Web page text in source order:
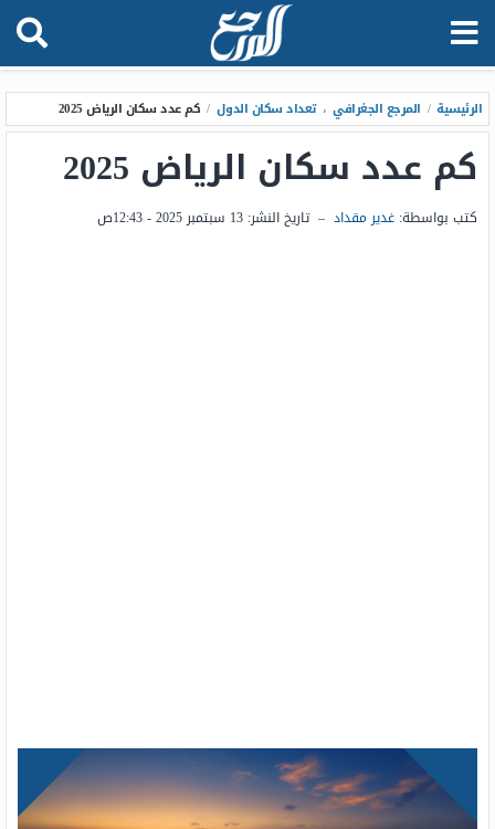
الرئيسية / المرجع الجغرافي ، تعداد سكان الدول / كم عدد سكان الرياض 2025
كم عدد سكان الرياض 2025
كتب بواسطة: غدير مقداد – تاريخ النشر: 13 سبتمبر 2025 - 12:43ص